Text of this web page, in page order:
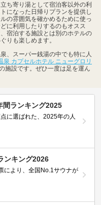
ち寄り湯として宿泊客以外の利
になった日帰りプランを提供し
の雰囲気を確かめるために使っ
に利用したりするのもオスス
宿泊する施設とは別のホテルの
りも楽しめます。
、スーパー銭湯の中でも特に人
泉 カプセルホテル ニューグロリ
施設です。ぜひ一度は足を運ん
間ランキング2025
に選ばれた、2025年の人
ンキング2026
により、全国No.1サウナが